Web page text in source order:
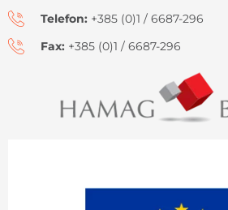
Telefon: +385 (0)1 / 6687-296
Fax: +385 (0)1 / 6687-296